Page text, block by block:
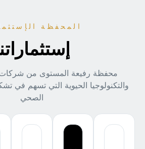
المحفظة
محفظة رفيعة المستوى من شركات
والتكنولوجيا الحيوية التي تسهم في
الصحي